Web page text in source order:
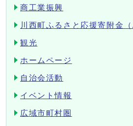
商工業振興
川西町ふるさと応援寄附金（
観光
ホームページ
自治会活動
イベント情報
広域市町村圏